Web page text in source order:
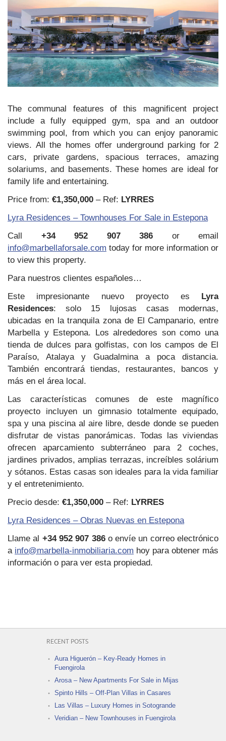
The communal features of this magnificent project
include a fully equipped gym, spa and an outdoor
swimming pool, from which you can enjoy panoramic
views. All the homes offer underground parking for 2
cars, private gardens, spacious terraces, amazing
solariums, and basements. These homes are ideal for
family life and entertaining.
Price from: €1,350,000 – Ref: LYRRES
Lyra Residences – Townhouses For Sale in Estepona
Call +34 952 907 386 or email
info@marbellaforsale.com today for more information or
to view this property.
Para nuestros clientes españoles…
Este impresionante nuevo proyecto es Lyra
Residences: solo 15 lujosas casas modernas,
ubicadas en la tranquila zona de El Campanario, entre
Marbella y Estepona. Los alrededores son como una
tienda de dulces para golfistas, con los campos de El
Paraíso, Atalaya y Guadalmina a poca distancia.
También encontrará tiendas, restaurantes, bancos y
más en el área local.
Las características comunes de este magnífico
proyecto incluyen un gimnasio totalmente equipado,
spa y una piscina al aire libre, desde donde se pueden
disfrutar de vistas panorámicas. Todas las viviendas
ofrecen aparcamiento subterráneo para 2 coches,
jardines privados, amplias terrazas, increíbles solárium
y sótanos. Estas casas son ideales para la vida familiar
y el entretenimiento.
Precio desde: €1,350,000 – Ref: LYRRES
Lyra Residences – Obras Nuevas en Estepona
Llame al +34 952 907 386o envíe un correo electrónico
a info@marbella-inmobiliaria.com hoy para obtener más
información o para ver esta propiedad.
RECENT POSTS
Aura Higuerón – Key-Ready Homes in
Fuengirola
Arosa – New Apartments For Sale in Mijas
Spinto Hills – Off-Plan Villas in Casares
Las Villas – Luxury Homes in Sotogrande
Veridian – New Townhouses in Fuengirola